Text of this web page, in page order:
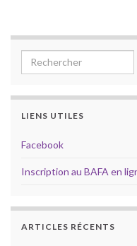
Search for:
LIENS UTILES
Facebook
Inscription au BAFA en
ARTICLES RÉCENTS